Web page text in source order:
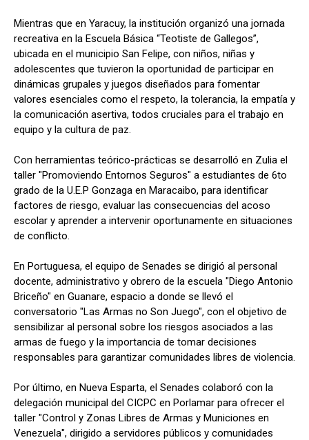
Mientras que en Yaracuy, la institución organizó una jornada
recreativa en la Escuela Básica “Teotiste de Gallegos”,
ubicada en el municipio San Felipe, con niños, niñas y
adolescentes que tuvieron la oportunidad de participar en
dinámicas grupales y juegos diseñados para fomentar
valores esenciales como el respeto, la tolerancia, la empatía y
la comunicación asertiva, todos cruciales para el trabajo en
equipo y la cultura de paz.
Con herramientas teórico-prácticas se desarrolló en Zulia el
taller "Promoviendo Entornos Seguros" a estudiantes de 6to
grado de la U.E.P Gonzaga en Maracaibo, para identificar
factores de riesgo, evaluar las consecuencias del acoso
escolar y aprender a intervenir oportunamente en situaciones
de conflicto.
En Portuguesa, el equipo de Senades se dirigió al personal
docente, administrativo y obrero de la escuela "Diego Antonio
Briceño" en Guanare, espacio a donde se llevó el
conversatorio "Las Armas no Son Juego", con el objetivo de
sensibilizar al personal sobre los riesgos asociados a las
armas de fuego y la importancia de tomar decisiones
responsables para garantizar comunidades libres de violencia.
Por último, en Nueva Esparta, el Senades colaboró con la
delegación municipal del CICPC en Porlamar para ofrecer el
taller "Control y Zonas Libres de Armas y Municiones en
Venezuela", dirigido a servidores públicos y comunidades